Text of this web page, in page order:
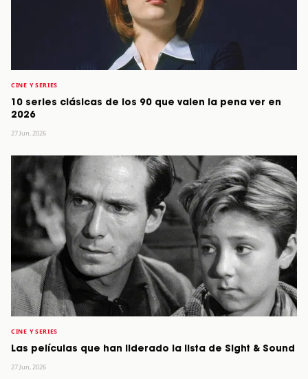
CINE Y SERIES
10 series clásicas de los 90 que valen la pena ver en
2026
27 Jun, 2026
CINE Y SERIES
Las películas que han liderado la lista de Sight & Sound
27 Jun, 2026